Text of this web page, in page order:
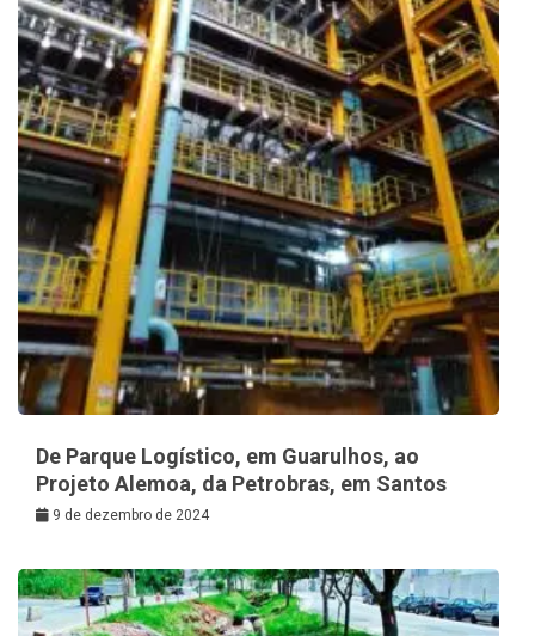
De Parque Logístico, em Guarulhos, ao
Projeto Alemoa, da Petrobras, em Santos
9 de dezembro de 2024